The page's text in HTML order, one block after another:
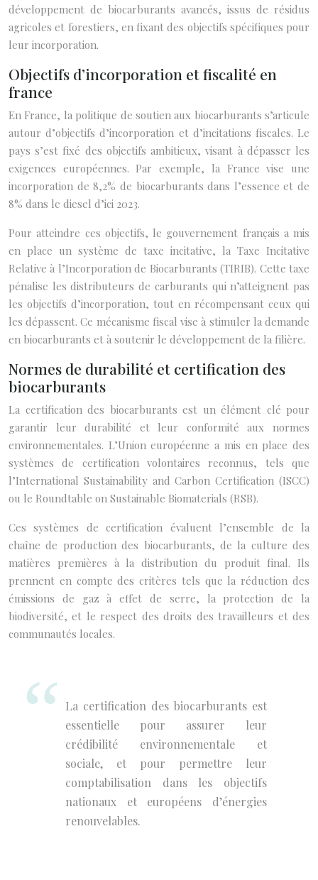
développement de biocarburants avancés, issus de résidus
agricoles et forestiers, en fixant des objectifs spécifiques pour
leur incorporation.
Objectifs d’incorporation et fiscalité en
france
En France, la politique de soutien aux biocarburants s’articule
autour d’objectifs d’incorporation et d’incitations fiscales. Le
pays s’est fixé des objectifs ambitieux, visant à dépasser les
exigences européennes. Par exemple, la France vise une
incorporation de 8,2% de biocarburants dans l’essence et de
8% dans le diesel d’ici 2023.
Pour atteindre ces objectifs, le gouvernement français a mis
en place un système de taxe incitative, la Taxe Incitative
Relative à l’Incorporation de Biocarburants (TIRIB). Cette taxe
pénalise les distributeurs de carburants qui n’atteignent pas
les objectifs d’incorporation, tout en récompensant ceux qui
les dépassent. Ce mécanisme fiscal vise à stimuler la demande
en biocarburants et à soutenir le développement de la filière.
Normes de durabilité et certification des
biocarburants
La certification des biocarburants est un élément clé pour
garantir leur durabilité et leur conformité aux normes
environnementales. L’Union européenne a mis en place des
systèmes de certification volontaires reconnus, tels que
l’International Sustainability and Carbon Certification (ISCC)
ou le Roundtable on Sustainable Biomaterials (RSB).
Ces systèmes de certification évaluent l’ensemble de la
chaîne de production des biocarburants, de la culture des
matières premières à la distribution du produit final. Ils
prennent en compte des critères tels que la réduction des
émissions de gaz à effet de serre, la protection de la
biodiversité, et le respect des droits des travailleurs et des
communautés locales.
La certification des biocarburants est
essentielle pour assurer leur
crédibilité environnementale et
sociale, et pour permettre leur
comptabilisation dans les objectifs
nationaux et européens d’énergies
renouvelables.